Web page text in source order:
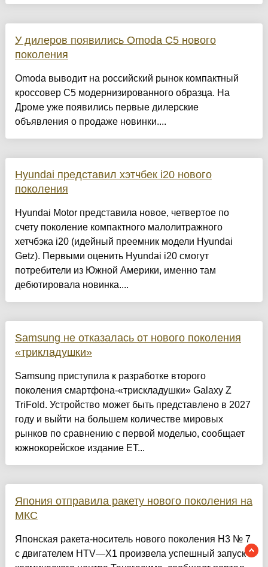
У дилеров появились Omoda C5 нового
поколения
Omoda выводит на российский рынок компактный
кроссовер C5 модернизированного образца. На
Дроме уже появились первые дилерские
объявления о продаже новинки....
Hyundai представил хэтчбек i20 нового
поколения
Hyundai Motor представила новое, четвертое по
счету поколение компактного малолитражного
хетчбэка i20 (идейный преемник модели Hyundai
Getz). Первыми оценить Hyundai i20 смогут
потребители из Южной Америки, именно там
дебютировала новинка....
Samsung не отказалась от нового поколения
«трикладушки»
Samsung приступила к разработке второго
поколения смартфона-«трискладушки» Galaxy Z
TriFold. Устройство может быть представлено в 2027
году и выйти на большем количестве мировых
рынков по сравнению с первой моделью, сообщает
южнокорейское издание ET...
Япония отправила ракету нового поколения на
МКС
Японская ракета-носитель нового поколения H3 № 7
с двигателем HTV—X1 произвела успешный запуск с